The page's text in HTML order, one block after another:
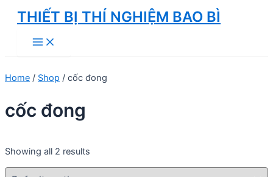
Skip
content
THIẾT BỊ THÍ NGHIỆM BAO BÌ
Main
Menu
Home / Shop / cốc đong
cốc đong
Showing all 2 results